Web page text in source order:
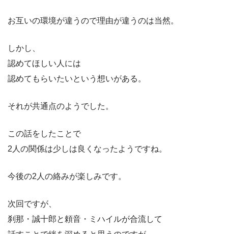
お互いの環境が違うので理由が違うのは当然。
しかし、
認めてほしい人には
認めてもらいたいという想いがある。
それが共通点のようでした。
この話をしたことで
2人の関係は少しは良くなったようですね。
今後の2人の絡みが楽しみです。
次回ですが、
刹那・誠十郎と頼音・ミハイルが合流して